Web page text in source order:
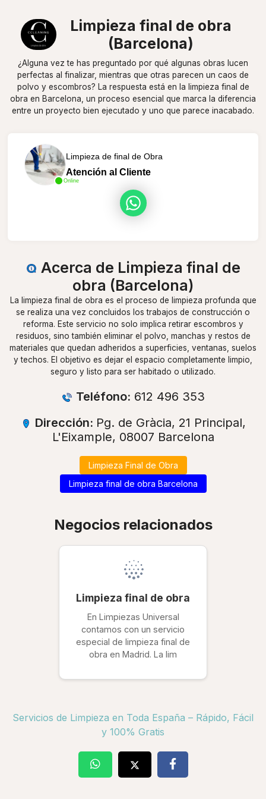
Limpieza final de obra
(Barcelona)
¿Alguna vez te has preguntado por qué algunas obras lucen
perfectas al finalizar, mientras que otras parecen un caos de
polvo y escombros? La respuesta está en la limpieza final de
obra en Barcelona, un proceso esencial que marca la diferencia
entre un proyecto bien ejecutado y uno que parece inacabado.
Online
Limpieza de final de Obra
Atención al Cliente
Acerca de Limpieza final de
obra (Barcelona)
La limpieza final de obra es el proceso de limpieza profunda que
se realiza una vez concluidos los trabajos de construcción o
reforma. Este servicio no solo implica retirar escombros y
residuos, sino también eliminar el polvo, manchas y restos de
materiales que quedan adheridos a superficies, ventanas, suelos
y techos. El objetivo es dejar el espacio completamente limpio,
seguro y listo para ser habitado o utilizado.
Teléfono: 612 496 353
Dirección: Pg. de Gràcia, 21 Principal,
L'Eixample, 08007 Barcelona
Limpieza Final de Obra
Limpieza final de obra Barcelona
Negocios relacionados
Limpieza final de obra
En Limpiezas Universal
contamos con un servicio
especial de limpieza final de
obra en Madrid. La lim
Servicios de Limpieza en Toda España – Rápido, Fácil
y 100% Gratis